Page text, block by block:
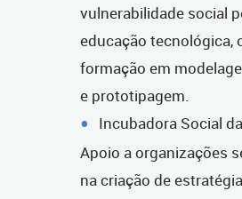
vulnerabilidade social
educação tecnológica,
formação em
e prototipagem.
Incubadora Social
Apoio a organizações
na criação de